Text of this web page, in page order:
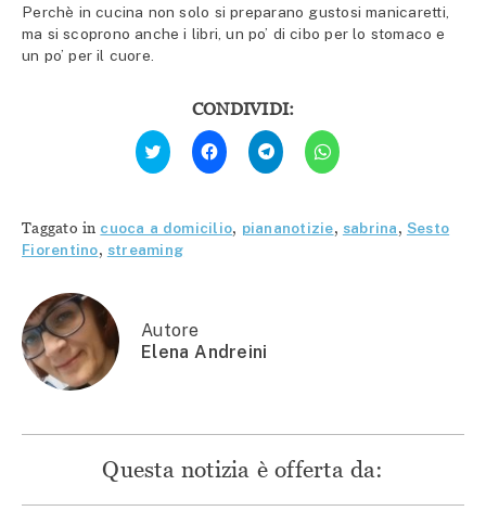
Perchè in cucina non solo si preparano gustosi manicaretti,
ma si scoprono anche i libri, un po’ di cibo per lo stomaco e
un po’ per il cuore.
CONDIVIDI:
Fai
clic
qui
Twitter
(Si
apre
in
Fai
clic
per
condividere
(Si
apre
Fai
clic
per
condividere
apre
Fai
clic
per
apre
Taggato in cuoca a domicilio, piananotizie, sabrina, Sesto
Fiorentino, streaming
Autore
Elena Andreini
Questa notizia è offerta da: